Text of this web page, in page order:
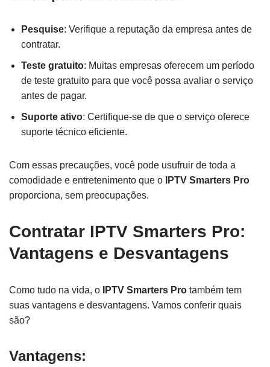
Pesquise: Verifique a reputação da empresa antes de
contratar.
Teste gratuito: Muitas empresas oferecem um período
de teste gratuito para que você possa avaliar o serviço
antes de pagar.
Suporte ativo: Certifique-se de que o serviço oferece
suporte técnico eficiente.
Com essas precauções, você pode usufruir de toda a
comodidade e entretenimento que o
IPTV Smarters Pro
proporciona, sem preocupações.
Contratar IPTV Smarters Pro:
Vantagens e Desvantagens
Como tudo na vida, o IPTV Smarters Pro também tem
suas vantagens e desvantagens. Vamos conferir quais
são?
Vantagens: